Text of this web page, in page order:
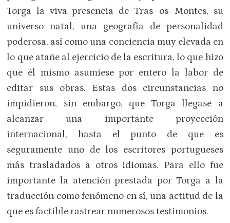
Torga la viva presencia de Tras–os–Montes, su
universo natal, una geografía de personalidad
poderosa, así como una conciencia muy elevada en
lo que atañe al ejercicio de la escritura, lo que hizo
que él mismo asumiese por entero la labor de
editar sus obras. Estas dos circunstancias no
impidieron, sin embargo, que Torga llegase a
alcanzar una importante proyección
internacional, hasta el punto de que es
seguramente uno de los escritores portugueses
más trasladados a otros idiomas. Para ello fue
importante la atención prestada por Torga a la
traducción como fenómeno en sí, una actitud de la
que es factible rastrear numerosos testimonios.